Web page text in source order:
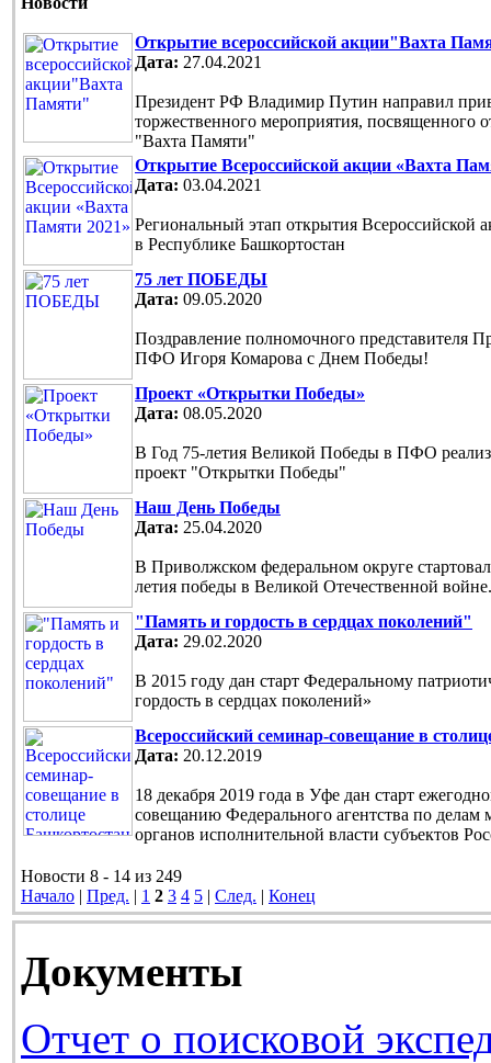
Открытие всероссийской акции"Вахта
Дата: 27.04.2021
Президент РФ Владимир Путин направил
торжественного мероприятия, посвященного
"Вахта Памяти"
Открытие Всероссийской акции «Вахта
Дата: 03.04.2021
Региональный этап открытия Всероссийской
в Республике Башкортостан
75 лет ПОБЕДЫ
Дата: 09.05.2020
Поздравление полномочного представителя
ПФО Игоря Комарова с Днем Победы!
Проект «Открытки Победы»
Дата: 08.05.2020
В Год 75-летия Великой Победы в ПФО
проект "Открытки Победы"
Наш День Победы
Дата: 25.04.2020
В Приволжском федеральном округе
летия победы в Великой Отечественной войне.
"Память и гордость в сердцах поколений"
Дата: 29.02.2020
В 2015 году дан старт Федеральному
гордость в сердцах поколений»
Всероссийский семинар-совещание в
Дата: 20.12.2019
18 декабря 2019 года в Уфе дан старт
совещанию Федерального агентства по делам
органов исполнительной власти субъектов
Новости 8 - 14 из 249
Начало | Пред. | 1 2 3 4 5 | След. | Конец
Документы
Отчет о поисковой